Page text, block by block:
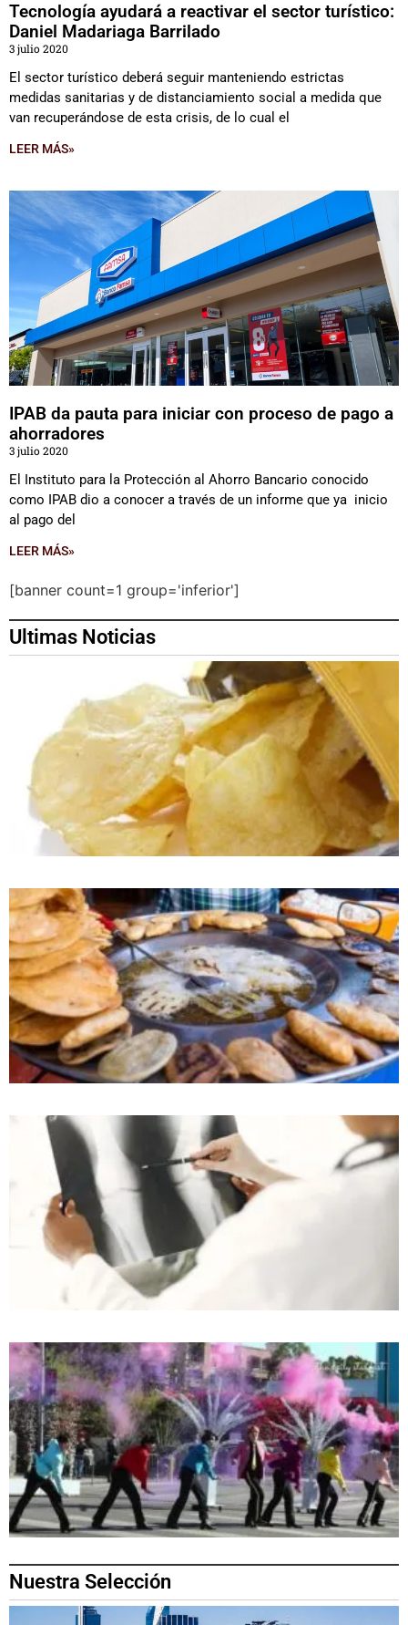
Tecnología ayudará a reactivar el sector turístico:
Daniel Madariaga Barrilado
3 julio 2020
El sector turístico deberá seguir manteniendo estrictas
medidas sanitarias y de distanciamiento social a medida que
van recuperándose de esta crisis, de lo cual el
LEER MÁS»
IPAB da pauta para iniciar con proceso de pago a
ahorradores
3 julio 2020
El Instituto para la Protección al Ahorro Bancario conocido
como IPAB dio a conocer a través de un informe que ya inicio
al pago del
LEER MÁS»
[banner count=1 group='inferior']
Ultimas Noticias
Nuestra Selección